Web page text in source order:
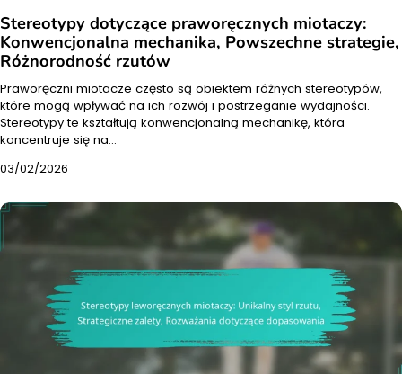
Stereotypy dotyczące praworęcznych miotaczy:
Konwencjonalna mechanika, Powszechne strategie,
Różnorodność rzutów
Praworęczni miotacze często są obiektem różnych stereotypów,
które mogą wpływać na ich rozwój i postrzeganie wydajności.
Stereotypy te kształtują konwencjonalną mechanikę, która
koncentruje się na…
03/02/2026